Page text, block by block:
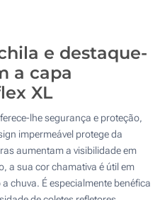
e destaque-
a capa
XL
lhe segurança e proteção,
impermeável protege da
aumentam a visibilidade em
a sua cor chamativa é útil em
chuva. É especialmente benéfica